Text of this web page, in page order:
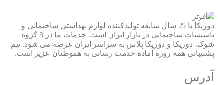
دوریکا با 25 سال سابقه تولیدکننده لوازم بهداشتی ساختمانی و
تاسیسات ساختمانی در بازار ایران است. خدمات ما در 3 گروه
شوک، دوریکا و دوریکا پلاس به سراسر ایران عرضه می شود. تیم
پشتیبانی همه روزه آماده خدمت رسانی به هموطنان عزیز است.
آدرس